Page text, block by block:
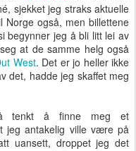
sjekket jeg straks aktuelle
Norge også, men billettene
begynner jeg å bli litt lei av
at de samme helg også
West. Det er jo heller ikke
det, hadde jeg skaffet meg
tenkt å finne meg et
jeg antakelig ville være på
uansett, droppet jeg det